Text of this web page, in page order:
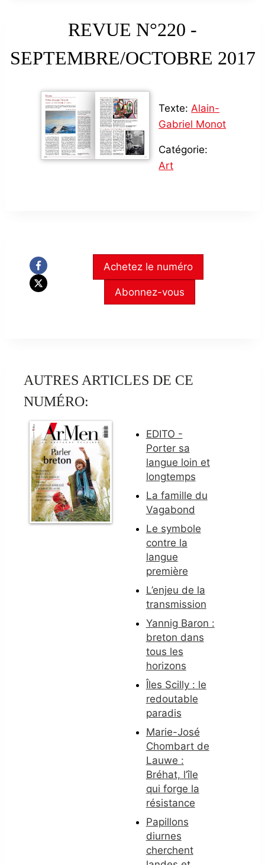
REVUE N°220 -
SEPTEMBRE/OCTOBRE 2017
Texte: Alain-
Gabriel Monot
Catégorie:
Art
Achetez le numéro
Abonnez-vous
AUTRES ARTICLES DE CE
NUMÉRO:
EDITO -
Porter sa
langue loin et
longtemps
La famille du
Vagabond
Le symbole
contre la
langue
première
L’enjeu de la
transmission
Yannig Baron :
breton dans
tous les
horizons
Îles Scilly : le
redoutable
paradis
Marie-José
Chombart de
Lauwe :
Bréhat, l’île
qui forge la
résistance
Papillons
diurnes
cherchent